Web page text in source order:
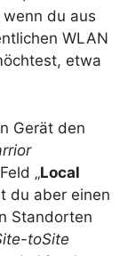
du aus
WLAN
etwa
Gerät den
„Local
du aber einen
Standorten
toSite